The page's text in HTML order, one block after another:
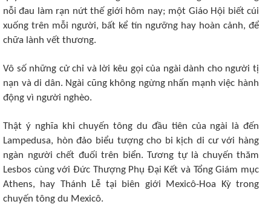
nỗi đau làm rạn nứt thế giới hôm nay; một Giáo Hội biết cúi
xuống trên mỗi người, bất kể tín ngưỡng hay hoàn cảnh, để
chữa lành vết thương.
Vô số những cử chỉ và lời kêu gọi của ngài dành cho người tị
nạn và di dân. Ngài cũng không ngừng nhấn mạnh việc hành
động vì người nghèo.
Thật ý nghĩa khi chuyến tông du đầu tiên của ngài là đến
Lampedusa, hòn đảo biểu tượng cho bi kịch di cư với hàng
ngàn người chết đuối trên biển. Tương tự là chuyến thăm
Lesbos cùng với Đức Thượng Phụ Đại Kết và Tổng Giám mục
Athens, hay Thánh Lễ tại biên giới Mexicô-Hoa Kỳ trong
chuyến tông du Mexicô.